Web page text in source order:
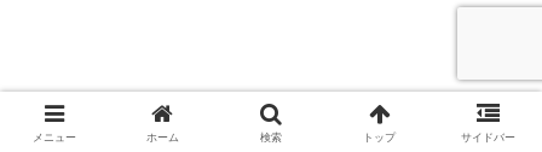
メニュー ホーム 検索 トップ サイドバー